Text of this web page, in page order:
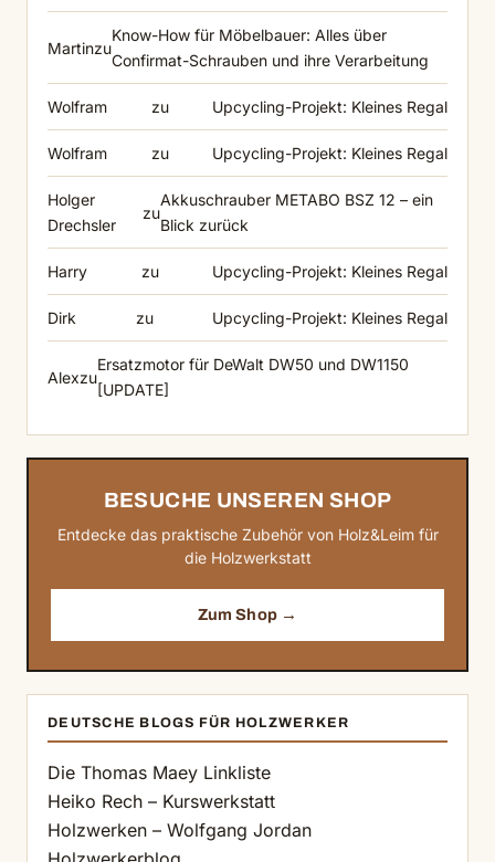
Martinzu
Know-How für Möbelbauer: Alles über
Confirmat-Schrauben und ihre Verarbeitung
Wolfram zu Upcycling-Projekt: Kleines Regal
Wolfram zu Upcycling-Projekt: Kleines Regal
Holger
Drechsler
zu
Akkuschrauber METABO BSZ 12 – ein
Blick zurück
Harry zu Upcycling-Projekt: Kleines Regal
Dirk zu Upcycling-Projekt: Kleines Regal
Alexzu
Ersatzmotor für DeWalt DW50 und DW1150
[UPDATE]
BESUCHE UNSEREN SHOP
Entdecke das praktische Zubehör von Holz&Leim für
die Holzwerkstatt
Zum Shop →
DEUTSCHE BLOGS FÜR HOLZWERKER
Die Thomas Maey Linkliste
Heiko Rech – Kurswerkstatt
Holzwerken – Wolfgang Jordan